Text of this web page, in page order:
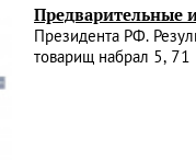
Предварительные
Президента РФ.
товарищ набрал 5, 71